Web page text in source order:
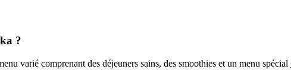
?
varié comprenant des déjeuners sains, des smoothies et un menu spécial